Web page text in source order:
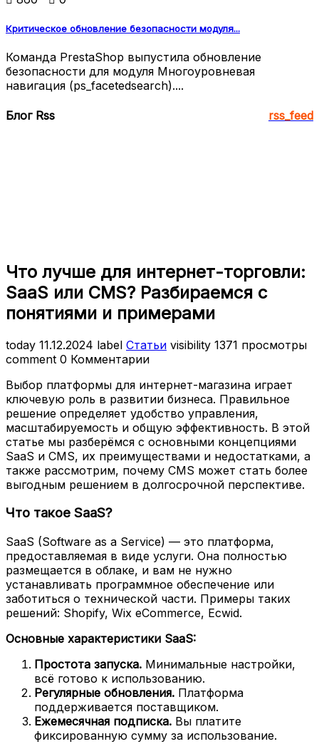
Критическое обновление безопасности модуля...
Команда PrestaShop выпустила обновление
безопасности для модуля Многоуровневая
навигация (ps_facetedsearch)....
Блог Rss rss_feed
Что лучше для интернет-торговли:
SaaS или CMS? Разбираемся с
понятиями и примерами
today 11.12.2024 label Статьи visibility 1371 просмотры
comment 0 Комментарии
Выбор платформы для интернет-магазина играет
ключевую роль в развитии бизнеса. Правильное
решение определяет удобство управления,
масштабируемость и общую эффективность. В этой
статье мы разберёмся с основными концепциями
SaaS и CMS, их преимуществами и недостатками, а
также рассмотрим, почему CMS может стать более
выгодным решением в долгосрочной перспективе.
Что такое SaaS?
SaaS (Software as a Service) — это платформа,
предоставляемая в виде услуги. Она полностью
размещается в облаке, и вам не нужно
устанавливать программное обеспечение или
заботиться о технической части. Примеры таких
решений: Shopify, Wix eCommerce, Ecwid.
Основные характеристики SaaS:
Простота запуска. Минимальные настройки,
всё готово к использованию.
Регулярные обновления. Платформа
поддерживается поставщиком.
Ежемесячная подписка. Вы платите
фиксированную сумму за использование.